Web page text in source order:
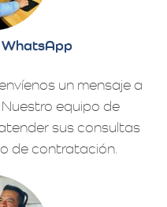
un mensaje a
equipo de
sus consultas
de contratación.